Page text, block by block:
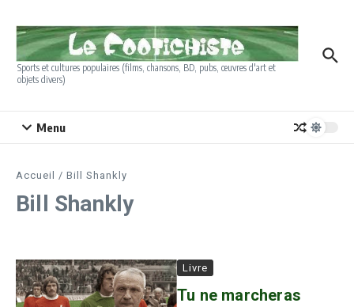
Sports et cultures populaires (films, chansons, BD, pubs, œuvres d'art et
objets divers)
Menu
Accueil / Bill Shankly
Bill Shankly
Livre
Tu ne marcheras